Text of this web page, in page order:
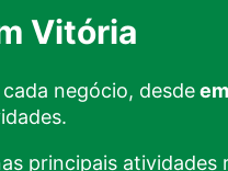
Vitória
negócio, desde
principais atividades